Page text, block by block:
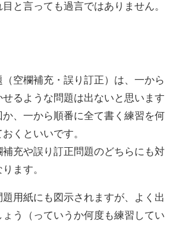
と言っても過言ではありません。
空欄補充・誤り訂正）は、一から
るような問題は出ないと思います
、一から順番に全て書く練習を何
くといいです。
充や誤り訂正問題のどちらにも対
ます。
題用紙にも図示されますが、よく出
う（っていうか何度も練習してい